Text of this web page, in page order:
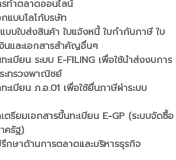
รทำตลาดออนไลน์
แบบโลโก้บรษัท
บใบส่งสินค้า ใบแจ้งหนี้ ใบกำกับภาษี ใบ
งินและเอกสารสำคัญอื่นๆ
เบียน ระบบ E-FILING เพื่อใช้นำส่งงบการ
ะทรวงพาณิชย์
เบียน ภ.อ.01 เพื่อใช้ยื่นภาษีผ่าระบบ
รียมเอกสารขึ้นทะเบียน E-GP (ระบบจัดซื้อ
ครัฐ)
ษาด้านการตลาดและบริหารธุรกิจ